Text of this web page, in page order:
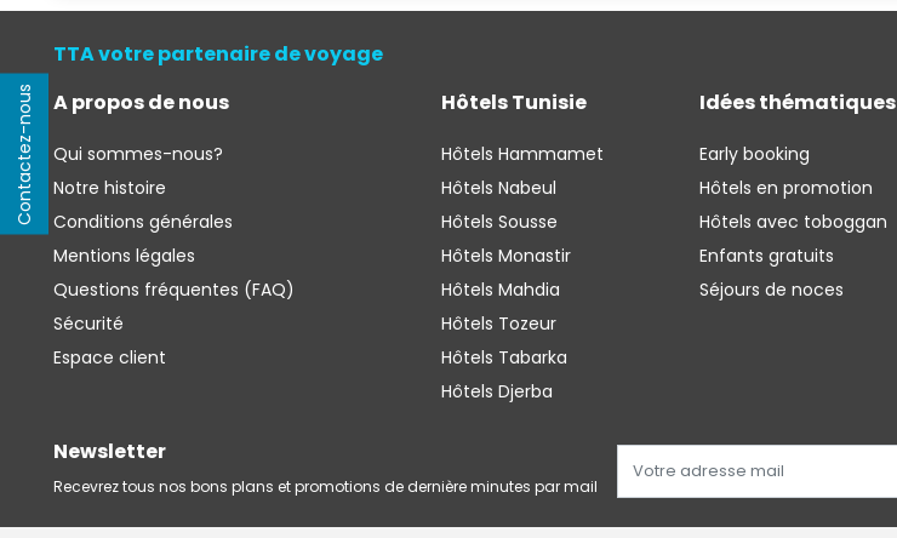
Contactez-nous
TTA votre partenaire de voyage
A propos de nous
Qui sommes-nous?
Notre histoire
Conditions générales
Mentions légales
Questions fréquentes (FAQ)
Sécurité
Espace client
Hôtels Tunisie
Hôtels Hammamet
Hôtels Nabeul
Hôtels Sousse
Hôtels Monastir
Hôtels Mahdia
Hôtels Tozeur
Hôtels Tabarka
Hôtels Djerba
Idées thématiques
Early booking
Hôtels en promotion
Hôtels avec toboggan
Enfants gratuits
Séjours de noces
Newsletter
Recevrez tous nos bons plans et promotions de dernière minutes par mail